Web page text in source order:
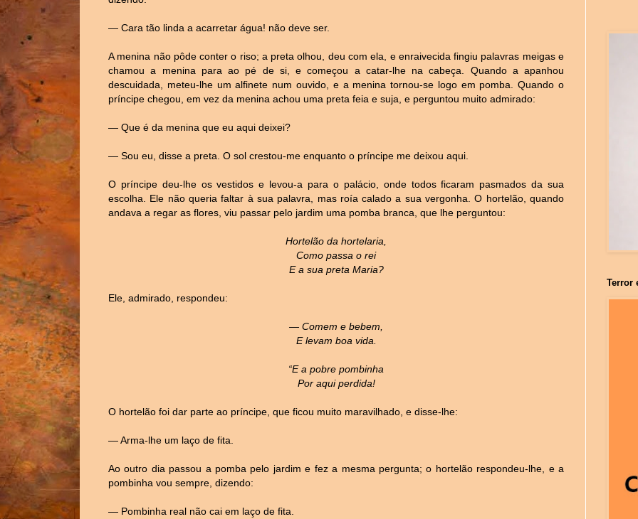
— Cara tão linda a acarretar água! não deve ser.
A menina não pôde conter o riso; a preta olhou, deu com ela, e enraivecida fingiu palavras meigas e
chamou a menina para ao pé de si, e começou a catar-lhe na cabeça. Quando a apanhou
descuidada, meteu-lhe um alfinete num ouvido, e a menina tornou-se logo em pomba. Quando o
príncipe chegou, em vez da menina achou uma preta feia e suja, e perguntou muito admirado:
— Que é da menina que eu aqui deixei?
— Sou eu, disse a preta. O sol crestou-me enquanto o príncipe me deixou aqui.
O príncipe deu-lhe os vestidos e levou-a para o palácio, onde todos ficaram pasmados da sua
escolha. Ele não queria faltar à sua palavra, mas roía calado a sua vergonha. O hortelão, quando
andava a regar as flores, viu passar pelo jardim uma pomba branca, que lhe perguntou:
Hortelão da hortelaria,
Como passa o rei
E a sua preta Maria?
Ele, admirado, respondeu:
— Comem e bebem,
E levam boa vida.
“E a pobre pombinha
Por aqui perdida!
O hortelão foi dar parte ao príncipe, que ficou muito maravilhado, e disse-lhe:
— Arma-lhe um laço de fita.
Ao outro dia passou a pomba pelo jardim e fez a mesma pergunta; o hortelão respondeu-lhe, e a
pombinha vou sempre, dizendo:
— Pombinha real não cai em laço de fita.
Terror